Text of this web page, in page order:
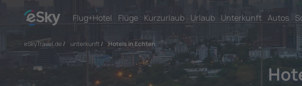
Flug+Hotel Flüge Kurzurlaub Urlaub Unterkunft Autos
eSkyTravel.de/ unterkunft / Hotels in Echten